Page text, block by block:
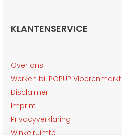
KLANTENSERVICE
Over ons
Werken bij POPUP Vloerenmarkt
Disclaimer
Imprint
Privacyverklaring
Winkelruimte